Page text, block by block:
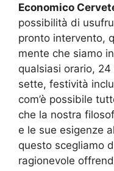
Economico
possibilità di
pronto intervento,
mente che siamo
qualsiasi orario,
sette, festività
com’è possibile
che la nostra
e le sue esigenze
questo scegliamo
ragionevole